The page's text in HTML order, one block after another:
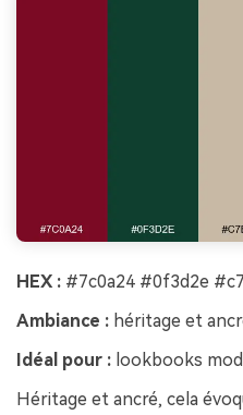
HEX : #7c0a24 #0f3d2e
Ambiance : héritage et
Idéal pour : lookbooks
Héritage et ancré, cela